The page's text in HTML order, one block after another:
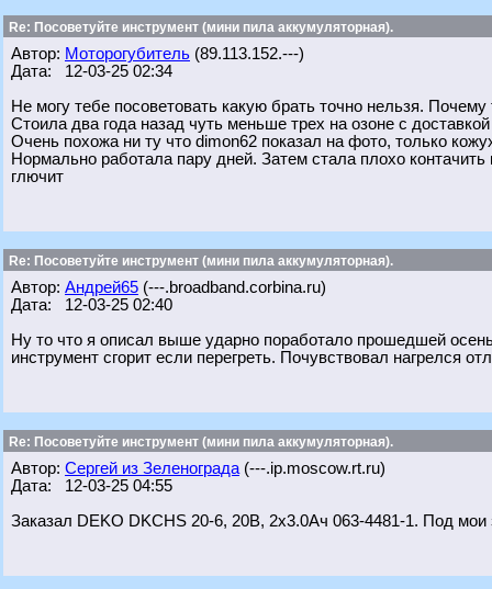
Re: Посоветуйте инструмент (мини пила аккумуляторная).
Автор: Моторогубитель (89.113.152.---)
Дата: 12-03-25 02:34
Не могу тебе посоветовать какую брать точно нельзя.
Стоила два года назад чуть меньше трех на озоне с
Очень похожа ни ту что dimon62 показал на фото, только
Нормально работала пару дней. Затем стала плохо
глючит
Re: Посоветуйте инструмент (мини пила аккумуляторная).
Автор: Андрей65 (---.broadband.corbina.ru)
Дата: 12-03-25 02:40
Ну то что я описал выше ударно поработало прошедшей
инструмент сгорит если перегреть. Почувствовал нагрелся
Re: Посоветуйте инструмент (мини пила аккумуляторная).
Автор: Сергей из Зеленограда (---.ip.moscow.rt.ru)
Дата: 12-03-25 04:55
Заказал DEKO DKCHS 20-6, 20В, 2x3.0Ач 063-4481-1. Под